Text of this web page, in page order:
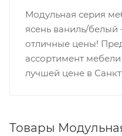
Модульная серия
ясень ваниль/
отличные цены!
ассортимент
лучшей цене в
Товары